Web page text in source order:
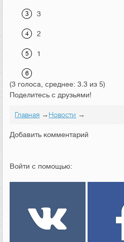
3
2
1
(3 голоса, среднее: 3.3 из 5)
Поделитесь с друзьями!
Главная →Новости →
Добавить комментарий
Войти с помощью: